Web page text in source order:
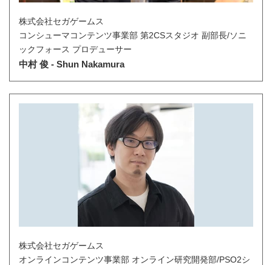
株式会社セガゲームス
コンシューマコンテンツ事業部 第2CSスタジオ 副部長/ソニ
ックフォース プロデューサー
中村 俊 - Shun Nakamura
株式会社セガゲームス
オンラインコンテンツ事業部 オンライン研究開発部/PSO2シ